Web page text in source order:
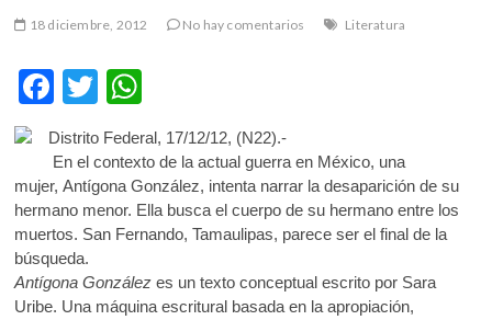
18 diciembre, 2012 No hay comentarios Literatura
F
ac
e
b
o
o
k
T
w
itt
er
h
at
s
A
p
Distrito Federal, 17/12/12, (N22).-
En el contexto de la actual guerra en México, una
mujer, Antígona González, intenta narrar la desaparición de su
hermano menor. Ella busca el cuerpo de su hermano entre los
muertos. San Fernando, Tamaulipas, parece ser el final de la
búsqueda.
Antígona González es un texto conceptual escrito por Sara
Uribe. Una máquina escritural basada en la apropiación,